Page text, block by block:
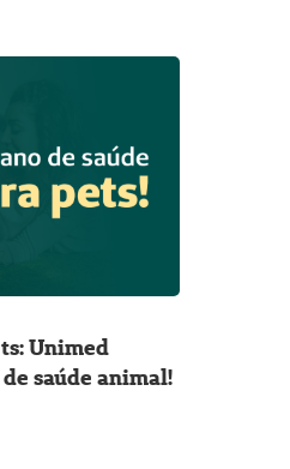
Unimed
saúde animal!